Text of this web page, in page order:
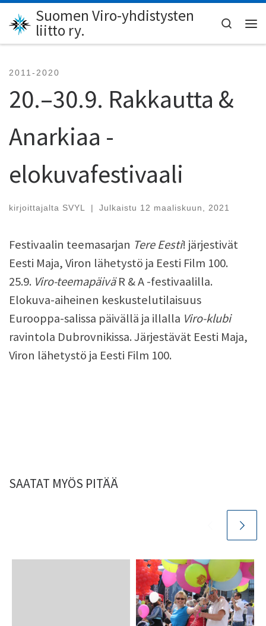
Skip to content
Suomen Viro-yhdistysten
liitto ry.
Search
2011-2020
20.–30.9. Rakkautta &
Anarkiaa -
elokuvafestivaali
kirjoittajalta SVYL | Julkaistu 12 maaliskuun, 2021
Festivaalin teemasarjan Tere Eesti! järjestivät
Eesti Maja, Viron lähetystö ja Eesti Film 100.
25.9. Viro-teemapäiväR & A -festivaalilla.
Elokuva-aiheinen keskustelutilaisuus
Eurooppa-salissa päivällä ja illalla Viro-klubi
ravintola Dubrovnikissa. Järjestävät Eesti Maja,
Viron lähetystö ja Eesti Film 100.
SAATAT MYÖS PITÄÄ